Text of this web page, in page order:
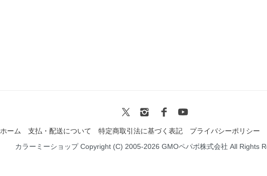
ホーム 支払・配送について 特定商取引法に基づく表記 プライバシーポリシー
カラーミーショップCopyright (C) 2005-2026 GMOペパボ株式会社 All Rights